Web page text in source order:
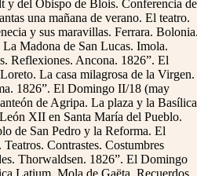
y del Obispo de Blois. Conferencia de
una mañana de verano. El teatro.
y sus maravillas. Ferrara. Bolonia.
Madona de San Lucas. Imola.
Reflexiones. Ancona. 1826”. El
La casa milagrosa de la Virgen.
1826”. El Domingo II/18 (may
de Agripa. La plaza y la Basílica
XII en Santa María del Pueblo.
de San Pedro y la Reforma. El
Contrastes. Costumbres
Thorwaldsen. 1826”. El Domingo
Latium. Mola de Gaëta. Recuerdos